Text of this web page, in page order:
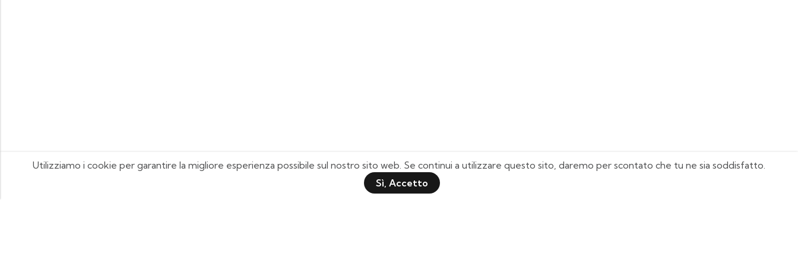
Utilizziamo i cookie per garantire la migliore esperienza possibile sul nostro sito web. Se continui a utilizzare questo sito, daremo per scontato che tu ne sia soddisfatto.
Sì, Accetto